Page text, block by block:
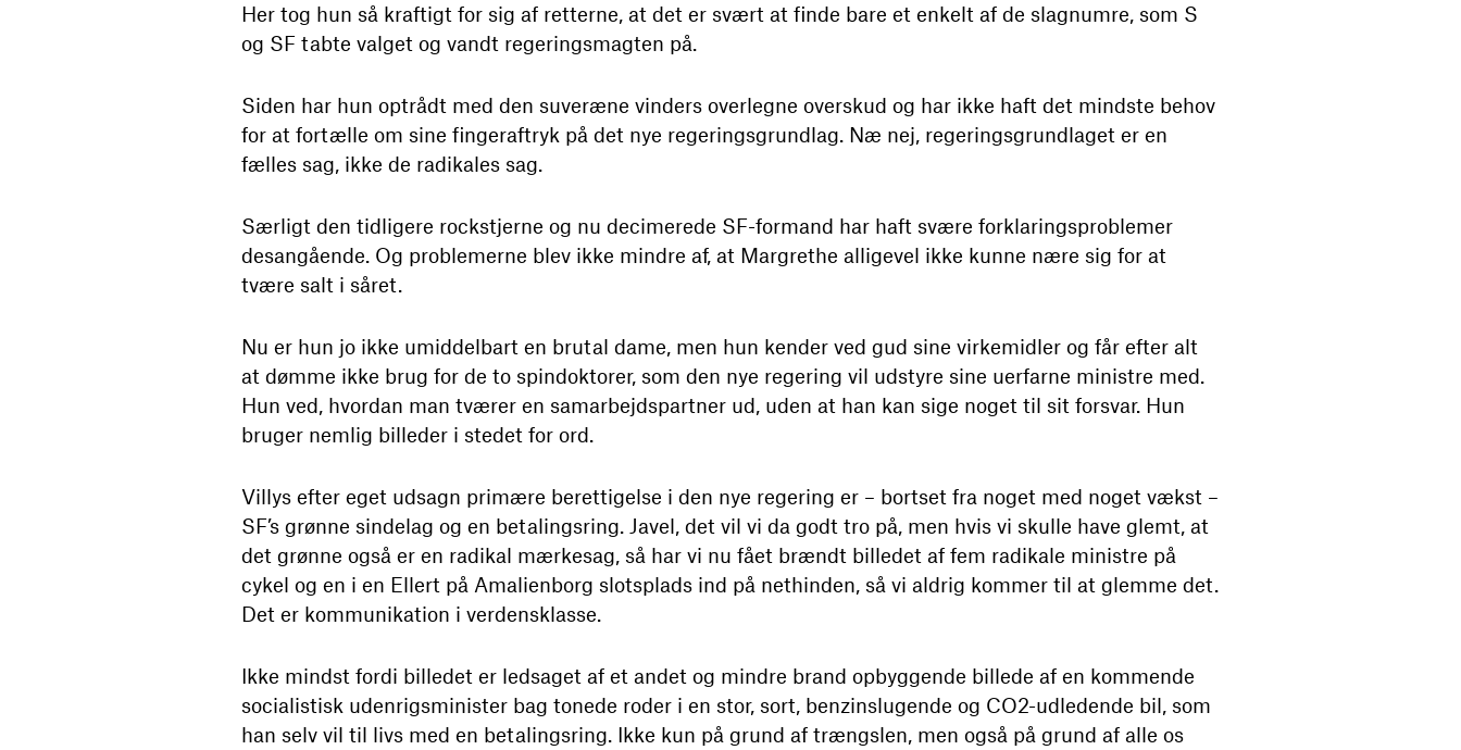
Her tog hun så kraftigt for sig af retterne, at det er svært at finde bare et enkelt af de slagnumre, som S
og SF tabte valget og vandt regeringsmagten på.
Siden har hun optrådt med den suveræne vinders overlegne overskud og har ikke haft det mindste behov
for at fortælle om sine fingeraftryk på det nye regeringsgrundlag. Næ nej, regeringsgrundlaget er en
fælles sag, ikke de radikales sag.
Særligt den tidligere rockstjerne og nu decimerede SF-formand har haft svære forklaringsproblemer
desangående. Og problemerne blev ikke mindre af, at Margrethe alligevel ikke kunne nære sig for at
tvære salt i såret.
Nu er hun jo ikke umiddelbart en brutal dame, men hun kender ved gud sine virkemidler og får efter alt
at dømme ikke brug for de to spindoktorer, som den nye regering vil udstyre sine uerfarne ministre med.
Hun ved, hvordan man tværer en samarbejdspartner ud, uden at han kan sige noget til sit forsvar. Hun
bruger nemlig billeder i stedet for ord.
Villys efter eget udsagn primære berettigelse i den nye regering er – bortset fra noget med noget vækst –
SF’s grønne sindelag og en betalingsring. Javel, det vil vi da godt tro på, men hvis vi skulle have glemt, at
det grønne også er en radikal mærkesag, så har vi nu fået brændt billedet af fem radikale ministre på
cykel og en i en Ellert på Amalienborg slotsplads ind på nethinden, så vi aldrig kommer til at glemme det.
Det er kommunikation i verdensklasse.
Ikke mindst fordi billedet er ledsaget af et andet og mindre brand opbyggende billede af en kommende
socialistisk udenrigsminister bag tonede roder i en stor, sort, benzinslugende og CO2-udledende bil, som
han selv vil til livs med en betalingsring. Ikke kun på grund af trængslen, men også på grund af alle os